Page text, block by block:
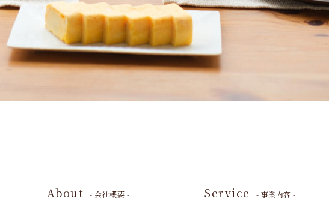
About - 会社概要 - Service - 事業内容 -